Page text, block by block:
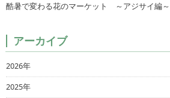
酷暑で変わる花のマーケット ～アジサイ編～
アーカイブ
2026年
2025年